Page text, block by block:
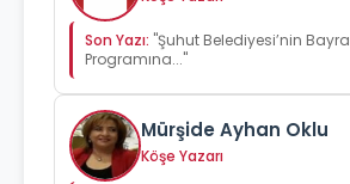
Son Yazı: "Şuhut Belediyesi’nin
Programına..."
Mürşide Ayhan Oklu
Köşe Yazarı